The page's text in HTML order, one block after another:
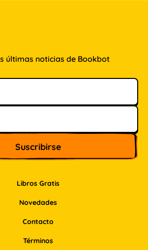
Libros Gratis
Novedades
Contacto
últimas noticias de Bookbot
Términos